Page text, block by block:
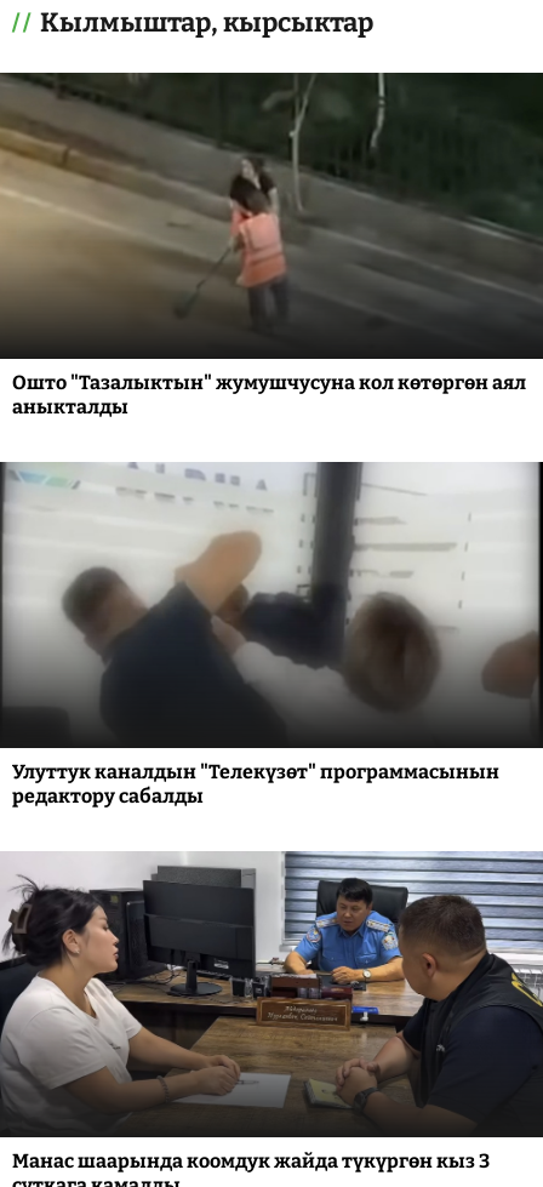
Кылмыштар, кырсыктар
Ошто "Тазалыктын" жумушчусуна кол көтөргөн аял
аныкталды
Улуттук каналдын "Телекүзөт" программасынын
редактору сабалды
Манас шаарында коомдук жайда түкүргөн кыз 3